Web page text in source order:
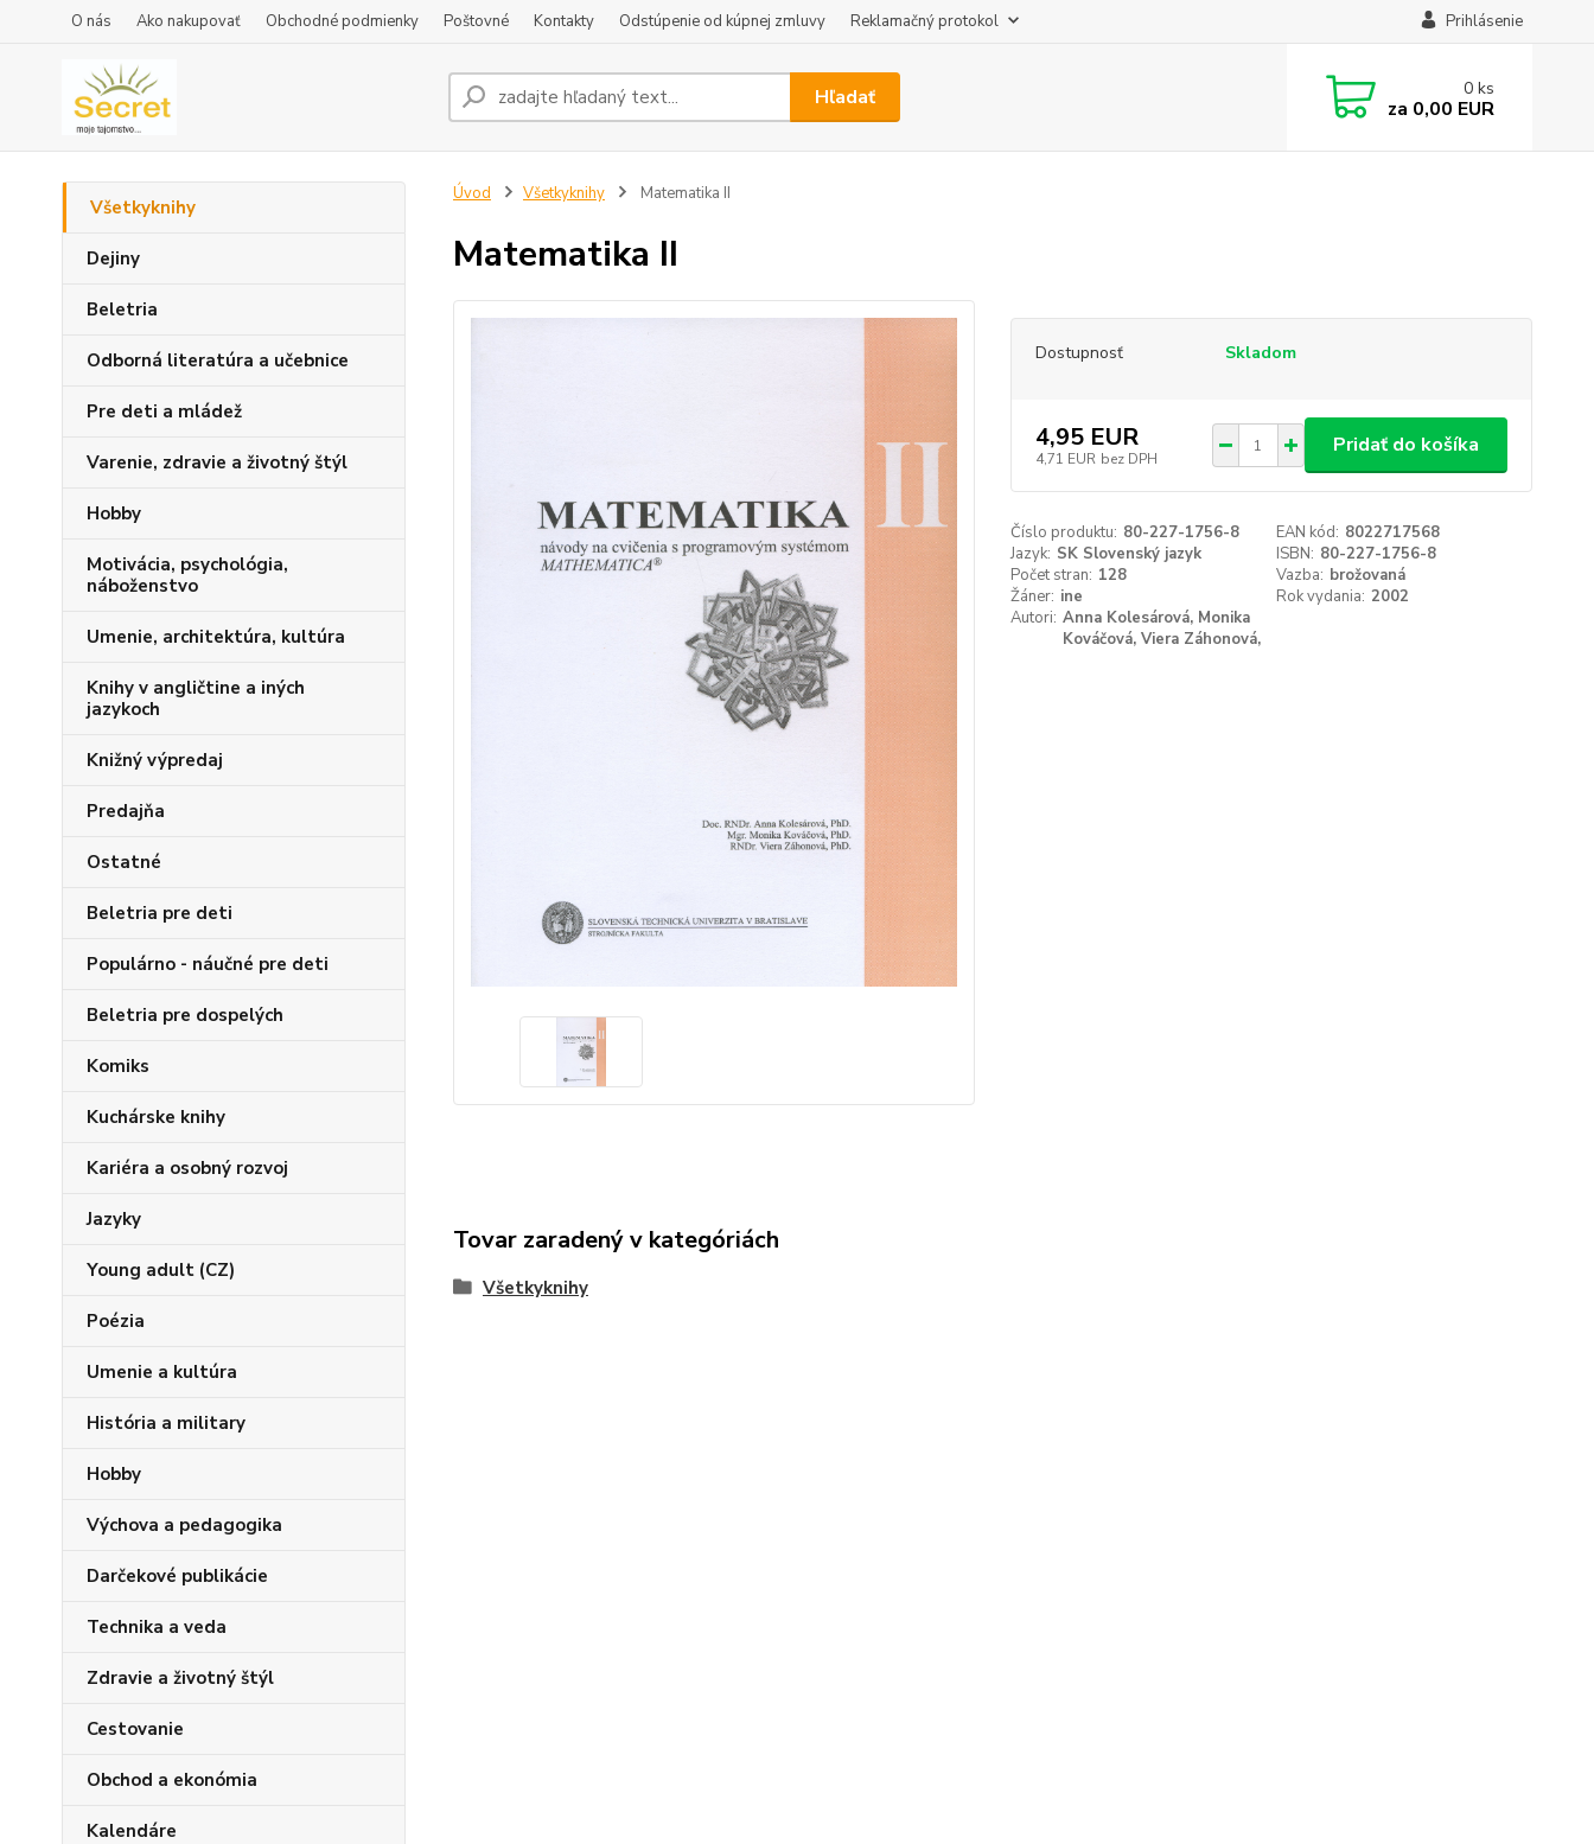
O nás Ako nakupovať Obchodné podmienky Poštovné Kontakty Odstúpenie od kúpnej zmluvy Reklamačný protokol Prihlásenie
Hľadať 0 ks
za 0,00 EUR
Všetkyknihy
Dejiny
Beletria
Odborná literatúra a učebnice
Pre deti a mládež
Varenie, zdravie a životný štýl
Hobby
Motivácia, psychológia,
náboženstvo
Umenie, architektúra, kultúra
Knihy v angličtine a iných
jazykoch
Knižný výpredaj
Predajňa
Ostatné
Beletria pre deti
Populárno - náučné pre deti
Beletria pre dospelých
Komiks
Kuchárske knihy
Kariéra a osobný rozvoj
Jazyky
Young adult (CZ)
Poézia
Umenie a kultúra
História a military
Hobby
Výchova a pedagogika
Darčekové publikácie
Technika a veda
Zdravie a životný štýl
Cestovanie
Obchod a ekonómia
Kalendáre
Úvod Všetkyknihy Matematika II
Matematika II
Dostupnosť Skladom
4,95 EUR
4,71 EUR bez DPH
Pridať do košíka
Číslo produktu: 80-227-1756-8 EAN kód: 8022717568
Jazyk: SK Slovenský jazyk ISBN: 80-227-1756-8
Počet stran: 128 Vazba: brožovaná
Žáner: ine Rok vydania: 2002
Autori: Anna Kolesárová, Monika
Kováčová, Viera Záhonová,
Tovar zaradený v kategóriách
Všetkyknihy